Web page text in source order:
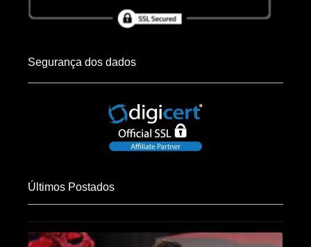
Segurança dos dados
Últimos Postados